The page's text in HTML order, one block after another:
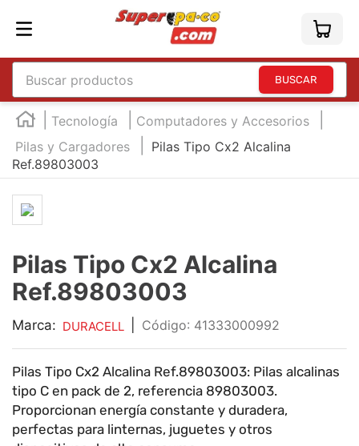
Buscar productos
Tecnología
Computadores y Accesorios
Pilas y Cargadores
Pilas Tipo Cx2 Alcalina
Ref.89803003
Pilas Tipo Cx2 Alcalina
Ref.89803003
Marca: DURACELL : 41333000992
Pilas Tipo Cx2 Alcalina Ref.89803003: Pilas alcalinas
tipo C en pack de 2, referencia 89803003.
Proporcionan energía constante y duradera,
perfectas para linternas, juguetes y otros
TÉRMINOS MÁS BUSCADOS
1
england
2.
marcador e300
3.
4.
marcadores
8.
teclado
impresora
10 . calculadora